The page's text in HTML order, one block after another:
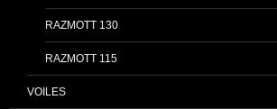
RAZMOTT 130
RAZMOTT 115
VOILES